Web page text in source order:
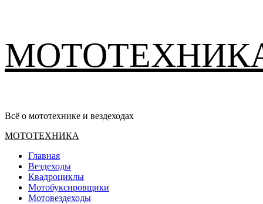
содержимому
Всё о мототехнике и вездеходах
Основное
МОТОТЕХНИКА
Главная
Вездеходы
Квадроциклы
Мотобуксировщики
Мотовездеходы